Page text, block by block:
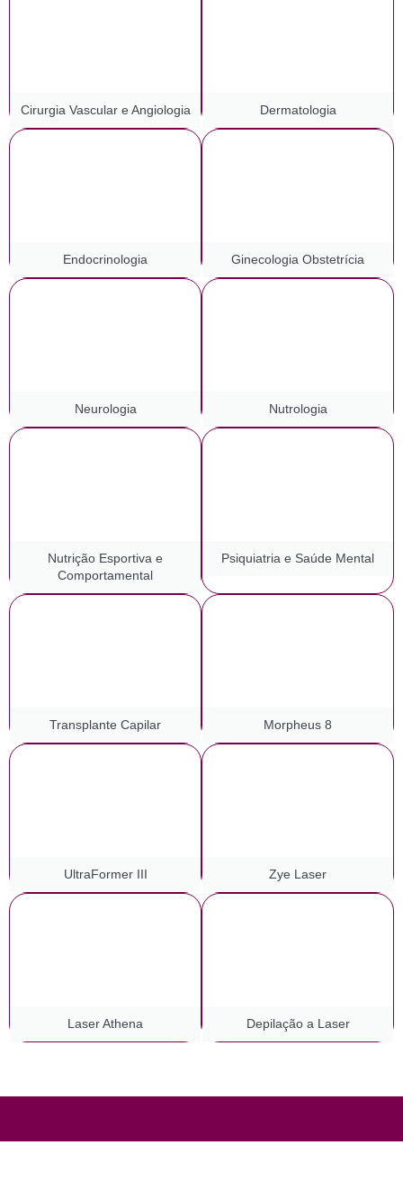
Cirurgia Vascular e Angiologia Dermatologia
Endocrinologia Ginecologia Obstetrícia
Neurologia Nutrologia
Nutrição Esportiva e
Comportamental
Psiquiatria e Saúde Mental
Transplante Capilar Morpheus 8
UltraFormer III Zye Laser
Laser Athena Depilação a Laser